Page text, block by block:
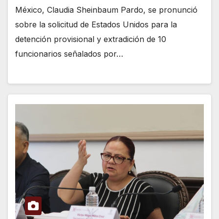
México, Claudia Sheinbaum Pardo, se pronunció
sobre la solicitud de Estados Unidos para la
detención provisional y extradición de 10
funcionarios señalados por…